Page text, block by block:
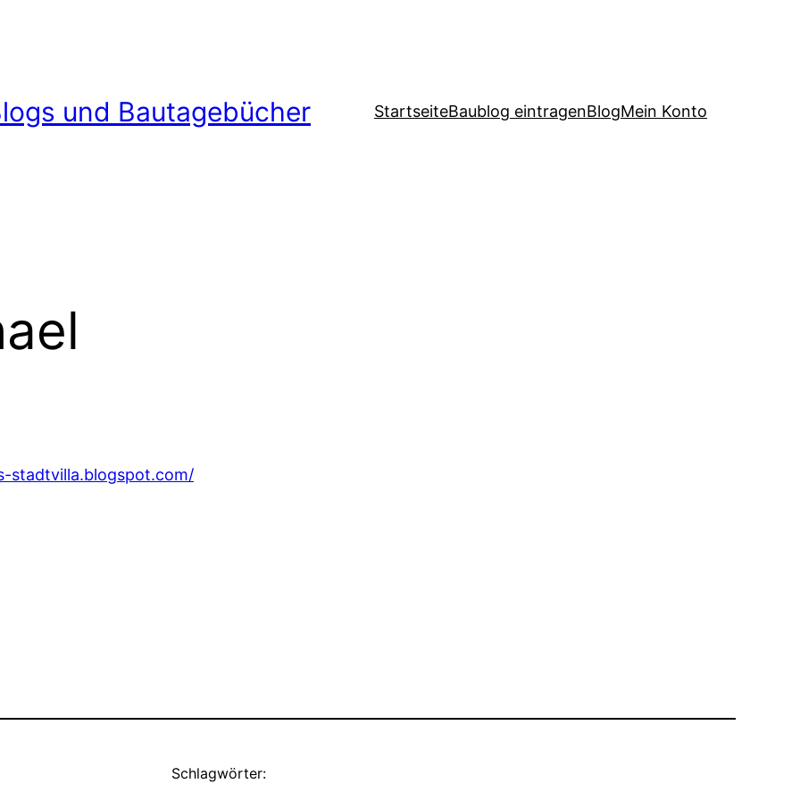
und Bautagebücher StartseiteBaublog eintragenBlogMein Konto
stadtvilla.blogspot.com/
Schlagwörter: